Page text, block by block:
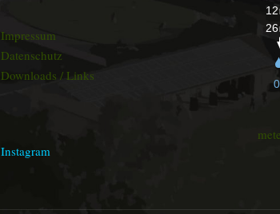
Impressum
Datenschutz
Downloads / Links
Instagram